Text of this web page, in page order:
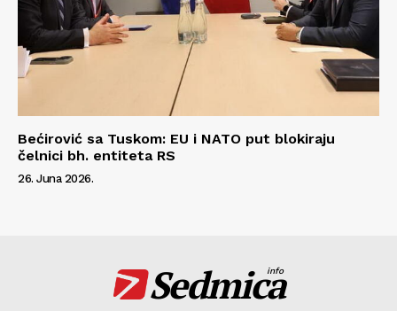
Bećirović sa Tuskom: EU i NATO put blokiraju
čelnici bh. entiteta RS
26. Juna 2026.
Sedmica
info